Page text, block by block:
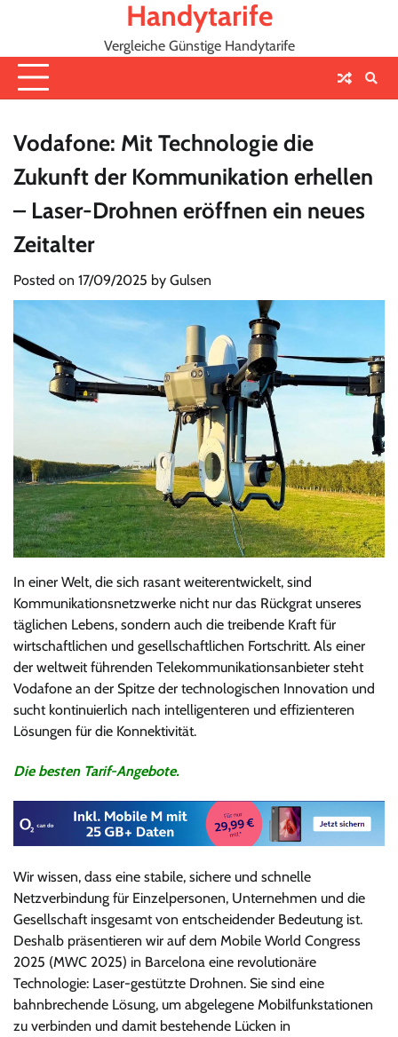
Handytarife
Vergleiche Günstige Handytarife
Vodafone: Mit Technologie die
Zukunft der Kommunikation erhellen
– Laser-Drohnen eröffnen ein neues
Zeitalter
Posted on 17/09/2025 by Gulsen
In einer Welt, die sich rasant weiterentwickelt, sind
Kommunikationsnetzwerke nicht nur das Rückgrat unseres
täglichen Lebens, sondern auch die treibende Kraft für
wirtschaftlichen und gesellschaftlichen Fortschritt. Als einer
der weltweit führenden Telekommunikationsanbieter steht
Vodafone an der Spitze der technologischen Innovation und
sucht kontinuierlich nach intelligenteren und effizienteren
Lösungen für die Konnektivität.
Die besten Tarif-Angebote.
Wir wissen, dass eine stabile, sichere und schnelle
Netzverbindung für Einzelpersonen, Unternehmen und die
Gesellschaft insgesamt von entscheidender Bedeutung ist.
Deshalb präsentieren wir auf dem Mobile World Congress
2025 (MWC 2025) in Barcelona eine revolutionäre
Technologie: Laser-gestützte Drohnen. Sie sind eine
bahnbrechende Lösung, um abgelegene Mobilfunkstationen
zu verbinden und damit bestehende Lücken in